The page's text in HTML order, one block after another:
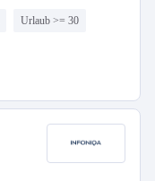
Urlaub >= 30